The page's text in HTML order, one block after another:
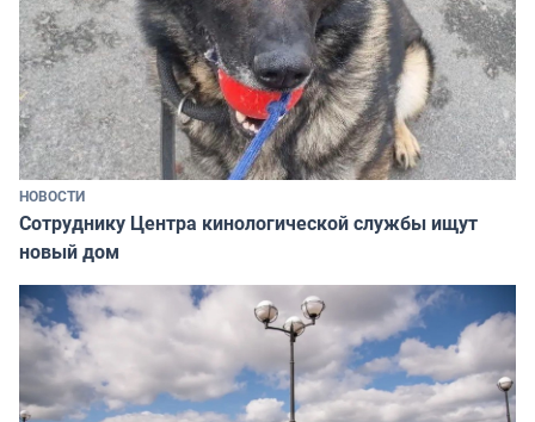
НОВОСТИ
Сотруднику Центра кинологической службы ищут
новый дом